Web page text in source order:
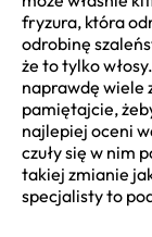
fryzura, która
odrobinę
że to tylko
naprawdę wiele
pamiętajcie,
najlepiej oceni
czuły się w nim
takiej zmianie
specjalisty to